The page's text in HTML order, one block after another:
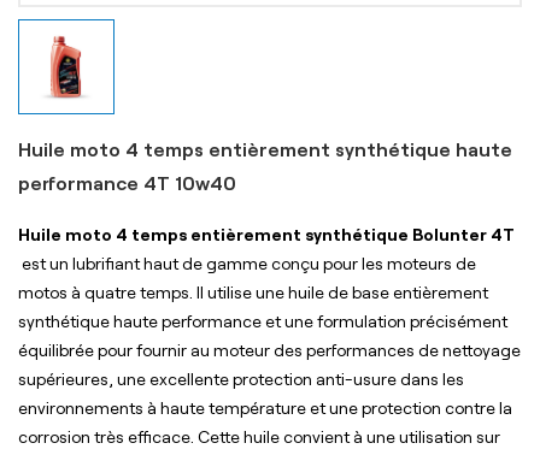
Huile moto 4 temps entièrement synthétique haute
performance 4T 10w40
Huile moto 4 temps entièrement synthétique Bolunter 4T
est un lubrifiant haut de gamme conçu pour les moteurs de
motos à quatre temps. Il utilise une huile de base entièrement
synthétique haute performance et une formulation précisément
équilibrée pour fournir au moteur des performances de nettoyage
supérieures, une excellente protection anti-usure dans les
environnements à haute température et une protection contre la
corrosion très efficace. Cette huile convient à une utilisation sur